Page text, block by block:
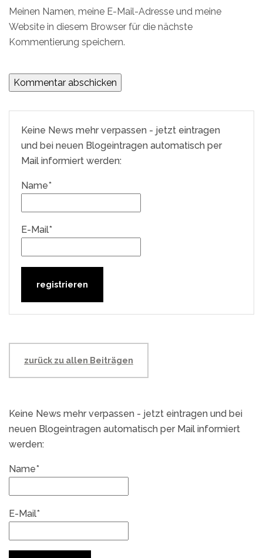
Meinen Namen, meine E-Mail-Adresse und meine
Website in diesem Browser für die nächste
Kommentierung speichern.
Keine News mehr verpassen - jetzt eintragen
und bei neuen Blogeintragen automatisch per
Mail informiert werden:
Name*
E-Mail*
zurück zu allen Beiträgen
Keine News mehr verpassen - jetzt eintragen und bei
neuen Blogeintragen automatisch per Mail informiert
werden:
Name*
E-Mail*